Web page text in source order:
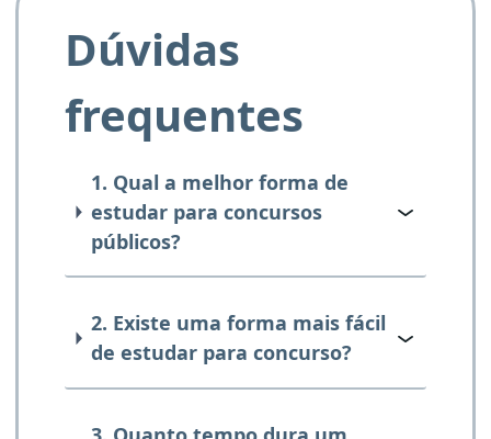
Dúvidas
frequentes
1. Qual a melhor forma de
estudar para concursos
públicos?
2. Existe uma forma mais fácil
de estudar para concurso?